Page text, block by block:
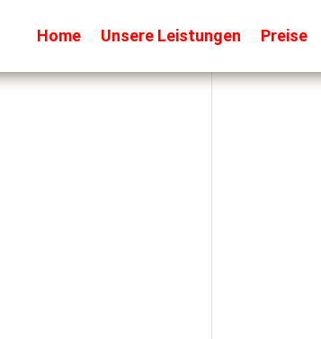
Home Unsere Leistungen Preise